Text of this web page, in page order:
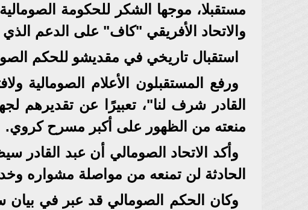
مستقبلا، موجها الشكر للحكومة
والاتحاد الأفريقي "كاف" على الدعم الذي
استقبال تاريخي في مقديشو للحكم
ورفع المستقبلون الأعلام الصومالية
القادر شرف لنا"، تعبيرًا عن تقديرهم
منعته من الظهور على أكبر مسرح كروي.
وأكد الاتحاد الصومالي أن عبد القادر
الحادثة لن تمنعه من مواصلة مشواره
وكان الحكم الصومالي قد عبر في بيان